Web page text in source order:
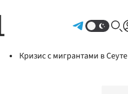
Кризис с мигрантами в Сеуте